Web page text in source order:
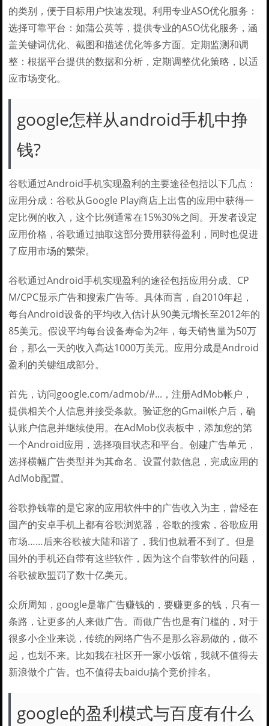
的类别，便于目标用户快速发现。利用专业ASO优化服务：
选择可靠平台：如蒲公英等，提供专业的ASO优化服务，涵
盖关键词优化、截图和描述优化等多方面。定期监测和调
整：根据平台提供的数据和分析，定期调整优化策略，以适
应市场变化。
google怎样从android手机中挣
钱?
谷歌通过Android手机实现盈利的主要途径包括以下几点：
应用分成：谷歌从Google Play商店上出售的应用中获得一
定比例的收入，这个比例通常在15%30%之间。开发者设定
应用价格，谷歌通过抽取这部分费用获得盈利，同时也促进
了应用市场的繁荣。
谷歌通过Android手机实现盈利的途径包括应用分成、CP
M/CPC显示广告和搜索广告等。具体而言，自2010年起，
每台Android设备的平均收入估计从90美元增长至2012年的
85美元。假设平均每台设备寿命为2年，每天销售量为50万
台，那么一天的收入高达1000万美元。应用分成是Android
盈利的关键组成部分。
首先，访问google.com/admob/#...，注册AdMob帐户，
提供相关个人信息并接受条款。验证您的Gmail帐户后，确
认账户信息并继续使用。在AdMob仪表板中，添加您的第
一个Android应用，选择项目状态和平台。创建广告单元，
选择横幅广告类型并为其命名。设置付款信息，完成应用的
AdMob配置。
谷歌挣钱靠的是它家的应用软件中的广告收入为主，曾经在
国产的安卓手机上都有谷歌浏览器，谷歌的搜索，谷歌应用
市场……后来谷歌被大陆和谐了，我们也就看不到了。但是
国外的手机还自带有这些软件，因为这个自带软件的问题，
谷歌被欧盟罚了数十亿美元。
众所周知，google是靠广告赚钱的，要赚更多的钱，只有一
条路，让更多的人来做广告。而做广告也是有门槛的，对于
很多小企业来说，传统的网络广告不是那么容易做的，做不
起，也划不来。比如我在社区开一家小饭馆，我就不值得去
新浪做个广告。也不值得去baidu搞个竞价排名。
google的盈利模式与百度有什么